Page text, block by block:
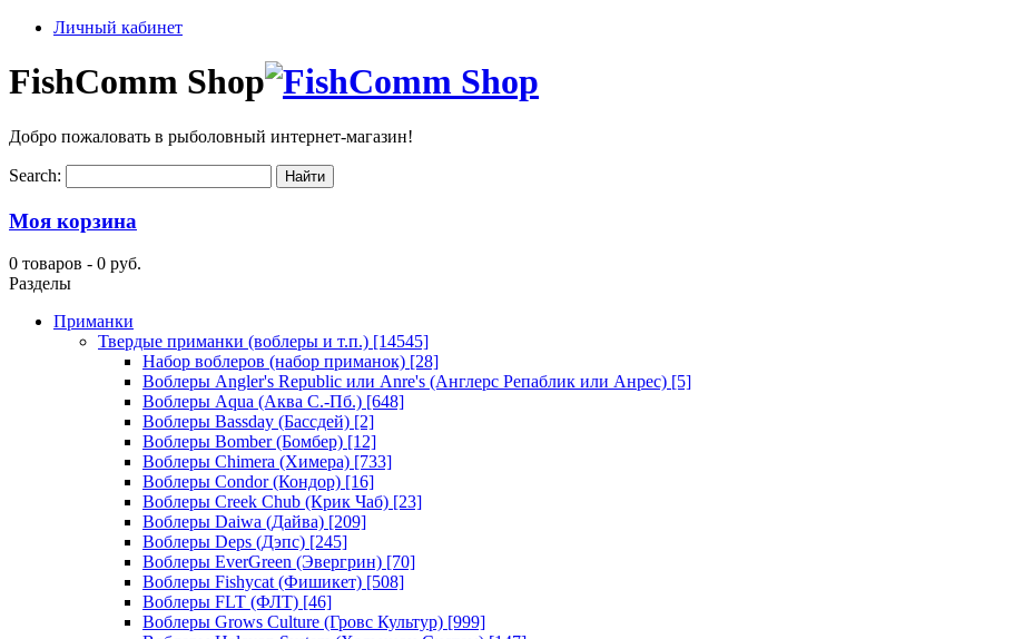
Личный кабинет
FishComm Shop
Добро пожаловать в рыболовный интернет-магазин!
Search:
Моя корзина
0 товаров - 0 руб.
Разделы
Приманки
Твердые приманки (воблеры и т.п.) [14545]
Набор воблеров (набор приманок) [28]
Воблеры Angler's Republic или Anre's (Англерс Репаблик или Анрес) [5]
Воблеры Aqua (Аква С.-Пб.) [648]
Воблеры Bassday (Бассдей) [2]
Воблеры Bomber (Бомбер) [12]
Воблеры Chimera (Химера) [733]
Воблеры Condor (Кондор) [16]
Воблеры Creek Chub (Крик Чаб) [23]
Воблеры Daiwa (Дайва) [209]
Воблеры Deps (Дэпс) [245]
Воблеры EverGreen (Эвергрин) [70]
Воблеры Fishycat (Фишикет) [508]
Воблеры FLT (ФЛТ) [46]
Воблеры Grows Culture (Гровс Культур) [999]